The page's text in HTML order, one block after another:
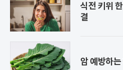
식전 키위
결
암 예방하